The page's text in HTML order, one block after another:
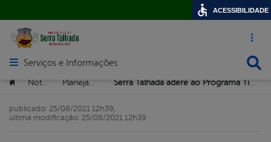
Acesso
Abrir menu principal de navegação
Serviços e Informações
Você está aqui:
> Notícias > >
publicado: 25/08/2021 12h39,
última modificação: 25/08/2021 12h39
ACESSIBILIDADE